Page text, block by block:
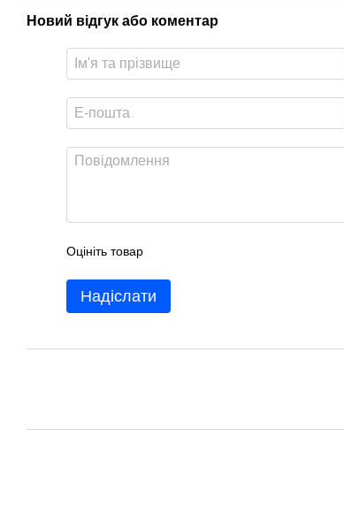
Новий відгук або коментар
Оцініть товар
Надіслати